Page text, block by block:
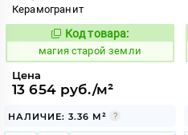
Керамогранит
918405
Код товара:
магия старой земли
Цена
13 654 руб./м²
НАЛИЧИЕ: 3.36 М²